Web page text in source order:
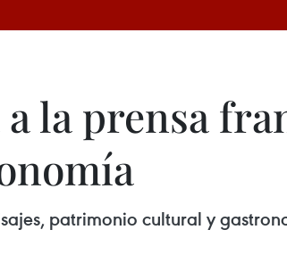
la prensa
patrimonio cultural y